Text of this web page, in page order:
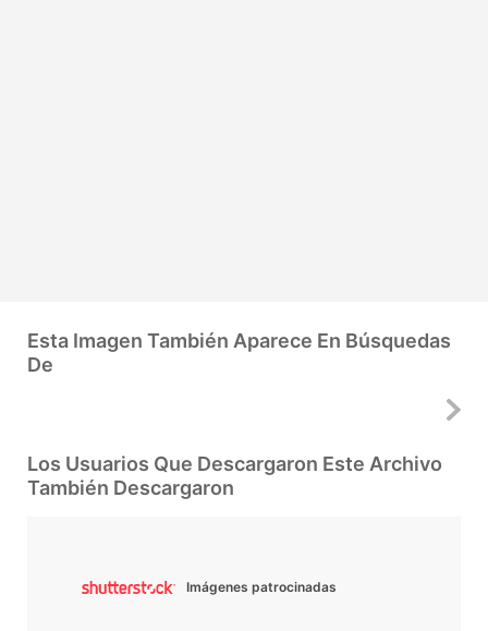
Esta Imagen También Aparece En Búsquedas
De
Los Usuarios Que Descargaron Este Archivo
También Descargaron
Imágenes patrocinadas